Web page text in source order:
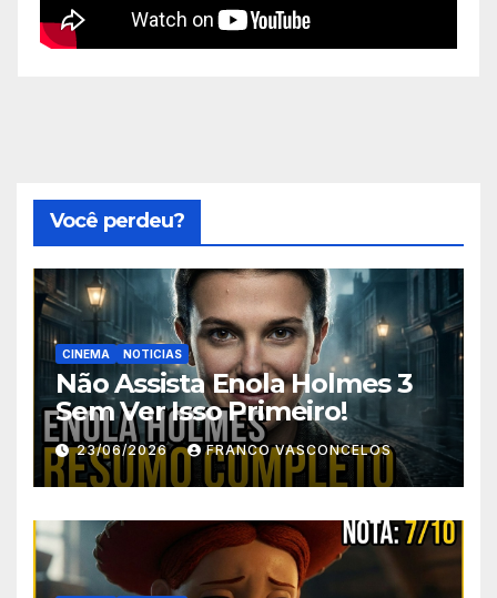
Você perdeu?
CINEMA NOTICIAS
Não Assista Enola Holmes 3
Sem Ver Isso Primeiro!
23/06/2026 FRANCO VASCONCELOS